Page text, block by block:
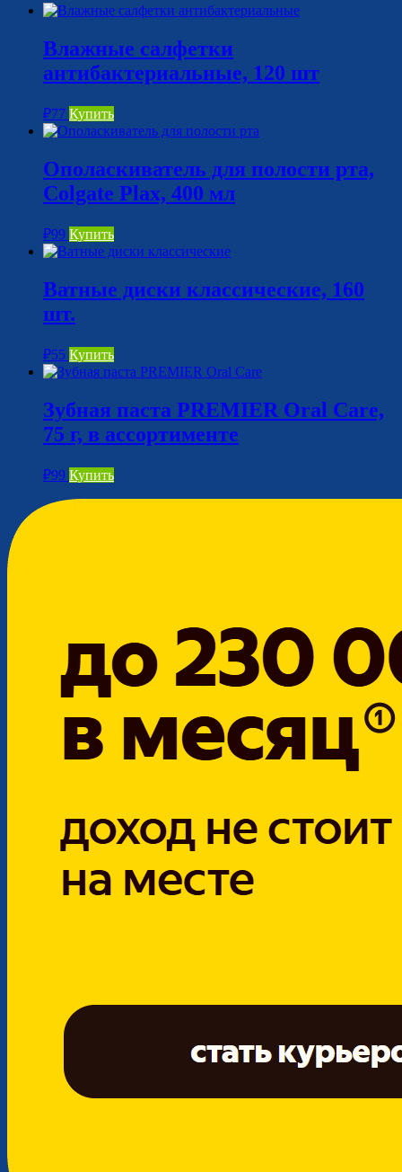
Влажные салфетки
антибактериальные, 120 шт
₽77 Купить
Ополаскиватель для полости рта,
Colgate Plax, 400 мл
₽99 Купить
Ватные диски классические, 160
шт.
₽55 Купить
Зубная паста PREMIER Oral Care,
75 г, в ассортименте
₽99 Купить